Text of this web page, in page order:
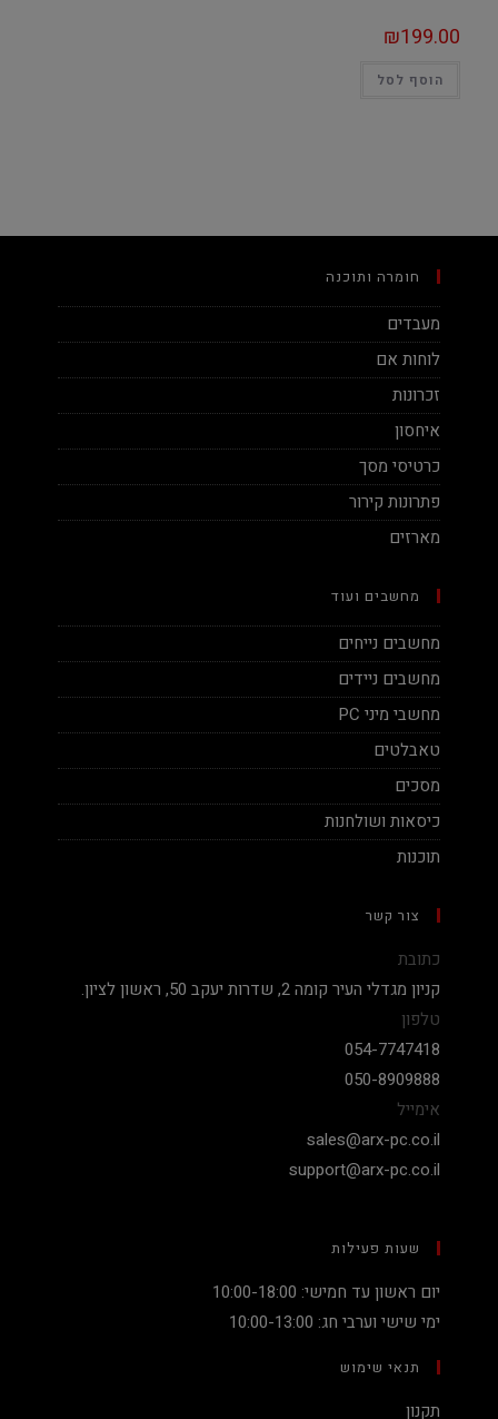
₪199.00
הוסף לסל
חומרה ותוכנה
מעבדים
לוחות אם
זכרונות
איחסון
כרטיסי מסך
פתרונות קירור
מארזים
מחשבים ועוד
מחשבים נייחים
מחשבים ניידים
מחשבי מיני PC
טאבלטים
מסכים
כיסאות ושולחנות
תוכנות
צור קשר
כתובת
קניון מגדלי העיר קומה 2, שדרות יעקב 50, ראשון לציון.
טלפון
054-7747418
050-8909888
אימייל
sales@arx-pc.co.il
support@arx-pc.co.il
שעות פעילות
יום ראשון עד חמישי: 10:00-18:00
ימי שישי וערבי חג: 10:00-13:00
תנאי שימוש
תקנון